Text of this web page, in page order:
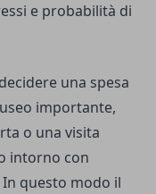
e probabilità di
una spesa
importante,
o una visita
intorno con
questo modo il